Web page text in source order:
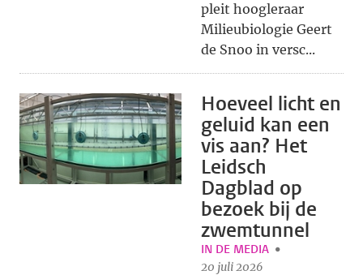
pleit hoogleraar
Milieubiologie Geert
de Snoo in versc...
Hoeveel licht en
geluid kan een
vis aan? Het
Leidsch
Dagblad op
bezoek bij de
zwemtunnel
IN DE MEDIA
20 juli 2026